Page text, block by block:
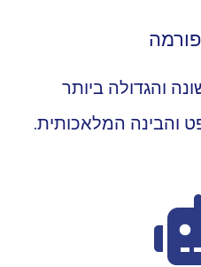
והגדולה ביותר
והבינה המלאכותית.